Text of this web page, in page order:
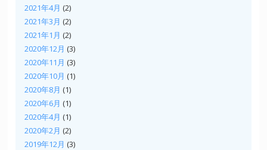
2021年4月 (2)
2021年3月 (2)
2021年1月 (2)
2020年12月 (3)
2020年11月 (3)
2020年10月 (1)
2020年8月 (1)
2020年6月 (1)
2020年4月 (1)
2020年2月 (2)
2019年12月 (3)